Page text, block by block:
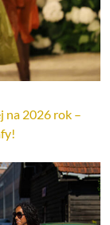
na 2026 rok –